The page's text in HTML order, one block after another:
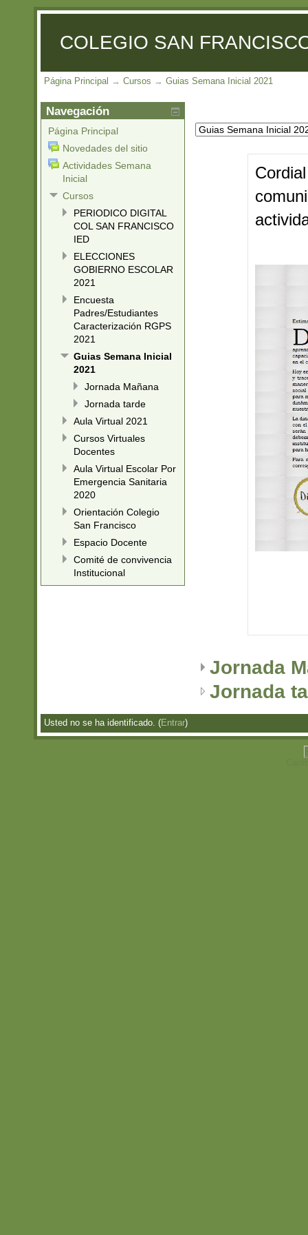
COLEGIO SAN
Página Principal → Cursos → Guias Semana Inicial 2021
Jornada
Jornada
Navegación
Página Principal
Novedades del sitio
Actividades Semana
Inicial
Cursos
PERIODICO DIGITAL
COL SAN FRANCISCO
IED
ELECCIONES
GOBIERNO ESCOLAR
2021
Encuesta
Padres/Estudiantes
Caracterización RGPS
2021
Guias Semana Inicial
2021
Jornada Mañana
Jornada tarde
Aula Virtual 2021
Cursos Virtuales
Docentes
Aula Virtual Escolar Por
Emergencia Sanitaria
2020
Orientación Colegio
San Francisco
Espacio Docente
Comité de convivencia
Institucional
Usted no se ha identificado. (Entrar)